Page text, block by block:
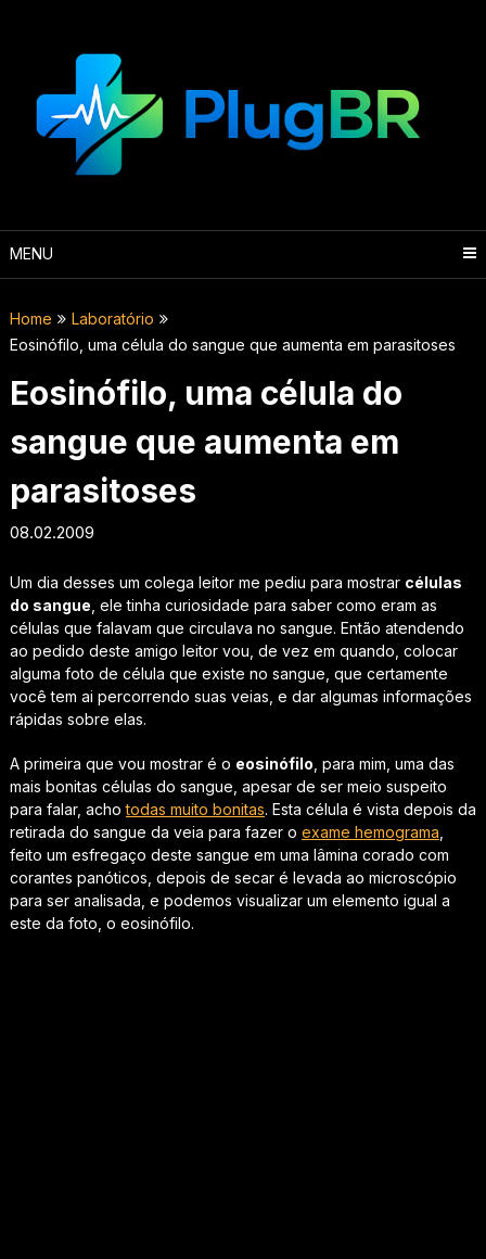
MENU
Home
Laboratório
Eosinófilo, uma célula do sangue que aumenta em parasitoses
Eosinófilo, uma célula do
sangue que aumenta em
parasitoses
08.02.2009
Um dia desses um colega leitor me pediu para mostrar células
do sangue , ele tinha curiosidade para saber como eram as
células que falavam que circulava no sangue. Então atendendo
ao pedido deste amigo leitor vou, de vez em quando, colocar
alguma foto de célula que existe no sangue, que certamente
você tem ai percorrendo suas veias, e dar algumas informações
rápidas sobre elas.
A primeira que vou mostrar é o eosinófilo , para mim, uma das
mais bonitas células do sangue, apesar de ser meio suspeito
para falar, achotodas muito bonitas. Esta célula é vista depois da
retirada do sangue da veia para fazer o exame hemograma
feito um esfregaço deste sangue em uma lâmina corado com
corantes panóticos, depois de secar é levada ao microscópio
para ser analisada, e podemos visualizar um elemento igual a
este da foto, o eosinófilo.